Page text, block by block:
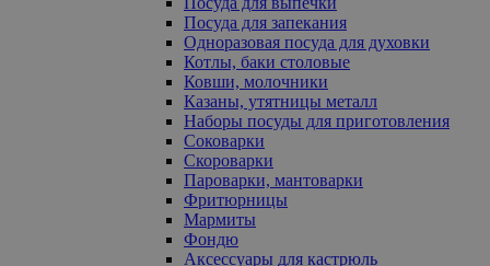
Посуда для запекания
Одноразовая посуда для духовки
Котлы, баки столовые
Ковши, молочники
Казаны, утятницы металл
Наборы посуды для приготовления
Соковарки
Скороварки
Пароварки, мантоварки
Фритюрницы
Мармиты
Фондю
Аксессуары для кастрюль